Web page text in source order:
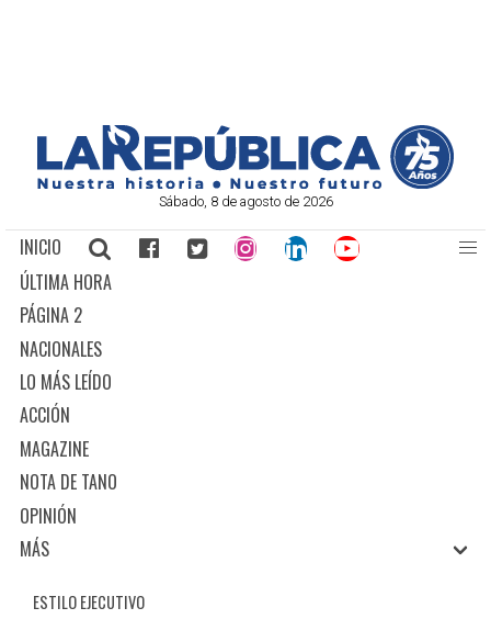
Sábado, 8 de agosto de 2026
INICIO
ÚLTIMA HORA
PÁGINA 2
NACIONALES
LO MÁS LEÍDO
ACCIÓN
MAGAZINE
NOTA DE TANO
OPINIÓN
MÁS
ESTILO EJECUTIVO